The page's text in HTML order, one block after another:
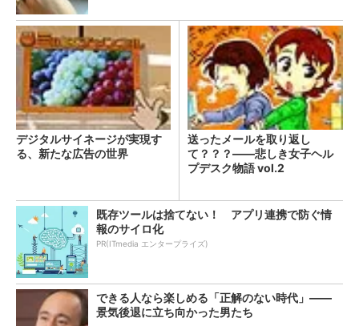
デジタルサイネージが実現す
る、新たな広告の世界
送ったメールを取り返し
て？？？――悲しき女子ヘル
プデスク物語 vol.2
既存ツールは捨てない！ アプリ連携で防ぐ情
報のサイロ化
PR(ITmedia エンタープライズ)
できる人なら楽しめる「正解のない時代」――
景気後退に立ち向かった男たち